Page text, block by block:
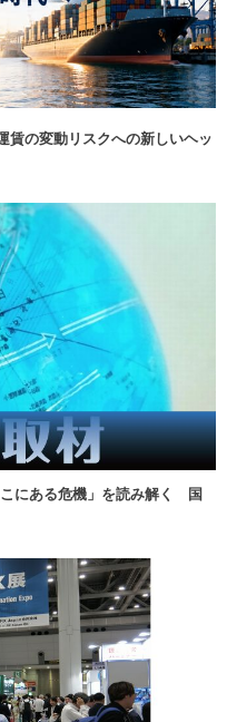
賃の変動リスクへの新しいヘッ
こにある危機」を読み解く 国